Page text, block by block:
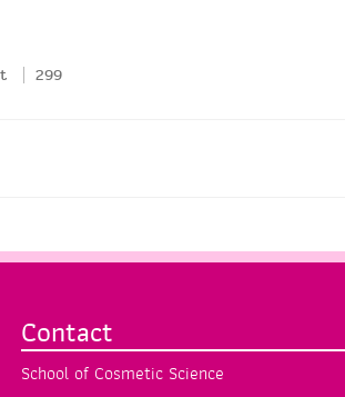
299
Contact
School of Cosmetic Science